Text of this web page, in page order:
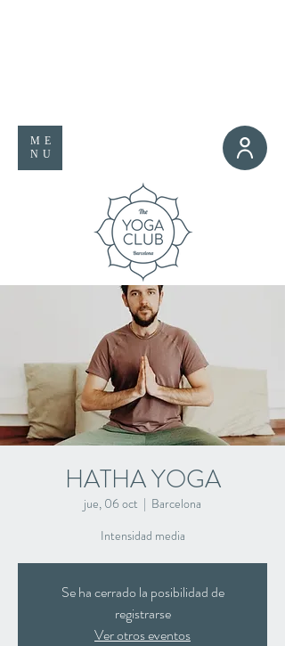
ME
NU
HATHA YOGA
jue, 06 oct
  |
Barcelona
Intensidad media
Se ha cerrado la posibilidad de
registrarse
Ver otros eventos